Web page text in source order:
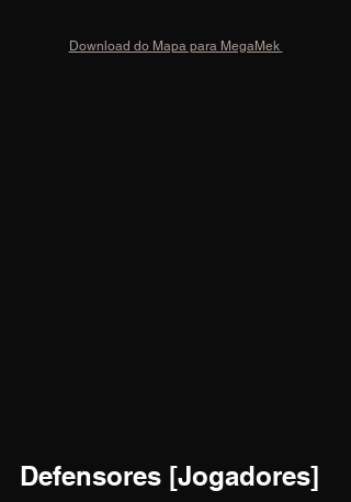
Download do Mapa para MegaMek
Defensores [Jogadores]